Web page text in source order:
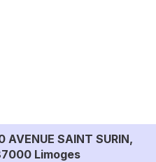
AVENUE SAINT SURIN,
Limoges